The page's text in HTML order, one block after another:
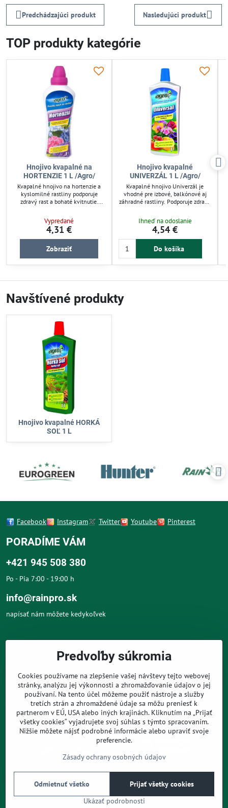
Predchádzajúci produkt Nasledujúci produkt
TOP produkty kategórie
Hnojivo kvapalné na
HORTENZIE 1 L /Agro/
Kvapalné hnojivo na hortenzie a
kyslomilné rastliny podporuje
zdravý rast a bohaté kvitnutie.
optimálny vývoj plodov a
pestovanie v záhrade či nádobách.
Použitie je jednoduché, aplikujte raz
za 14 dní od apríla do septembra
pre efektívnu starostlivosť.
Vypredané
4,31 €
Zobraziť
Hnojivo kvapalné
UNIVERZÁL 1 L /Agro/
Kvapalné hnojivo Univerzál je
vhodné pre izbové, balkónové aj
záhradné rastliny. Podporuje zdravý
fosforu a draslíka (4-2-3).
Používajte pravidelne počas celého
roka pre optimálne výsledky.
Jednoduché dávkovanie uľahčuje
Ihneď na odoslanie
4,54 €
Do košíka
Navštívené produkty
Hnojivo kvapalné HORKÁ
SOĽ 1 L
Facebook Instagram Twitter Youtube Pinterest
PORADÍME VÁM
+421 945 508 380
Po - Pia 7:00 - 19:00 h
info@rainpro.sk
napísať nám môžete kedykoľvek
O NÁKUPE
PRE ZÁKAZNÍKOV
©2026Copyright
Predvoľby súkromia
Zásady ochrany osobných údajov
Podmienky používania
Vytvorené pomocou:BiznisWeb.sk
Predvoľby súkromia
Cookies používame na zlepšenie vašej návštevy tejto webovej
stránky, analýzu jej výkonnosti a zhromažďovanie údajov o jej
používaní. Na tento účel môžeme použiť nástroje a služby
tretích strán a zhromaždené údaje sa môžu preniesť k
partnerom v EÚ, USA alebo iných krajinách. Kliknutím na „Prijať
všetky cookies“ vyjadrujete svoj súhlas s týmto spracovaním.
Nižšie môžete nájsť podrobné informácie alebo upraviť svoje
preferencie.
Zásady ochrany osobných údajov
Ukázať podrobnosti
Prijať všetky cookies
Odmietnuť všetko